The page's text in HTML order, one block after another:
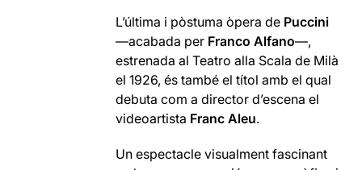
L’última i pòstuma òpera de Puccini
—acabada per Franco Alfano—,
estrenada al Teatro alla Scala de Milà
el 1926, és també el títol amb el qual
debuta com a director d’escena el
videoartista Franc Aleu.
Un espectacle visualment fascinant